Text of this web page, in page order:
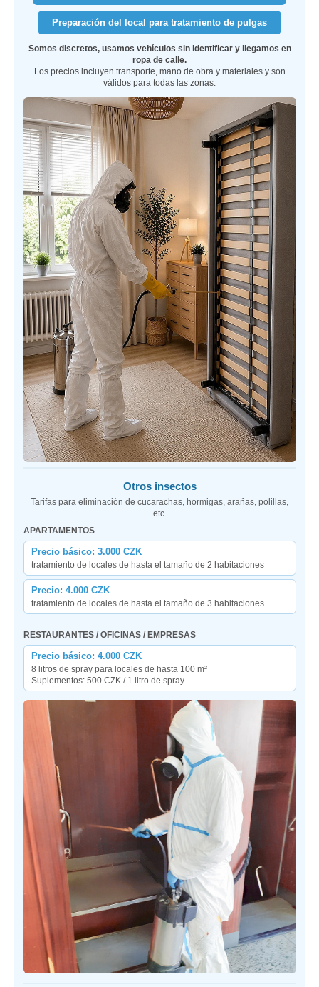
Preparación del local para tratamiento de pulgas
Somos discretos, usamos vehículos sin identificar y llegamos en
ropa de calle.
Los precios incluyen transporte, mano de obra y materiales y son
válidos para todas las zonas.
Otros insectos
Tarifas para eliminación de cucarachas, hormigas, arañas, polillas,
etc.
APARTAMENTOS
Precio básico: 3.000 CZK
tratamiento de locales de hasta el tamaño de 2 habitaciones
Precio: 4.000 CZK
tratamiento de locales de hasta el tamaño de 3 habitaciones
RESTAURANTES / OFICINAS / EMPRESAS
Precio básico: 4.000 CZK
8 litros de spray para locales de hasta 100 m²
Suplementos: 500 CZK / 1 litro de spray